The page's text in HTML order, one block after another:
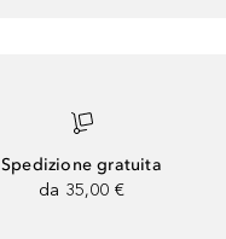
Spedizione gratuita
da 35,00 €